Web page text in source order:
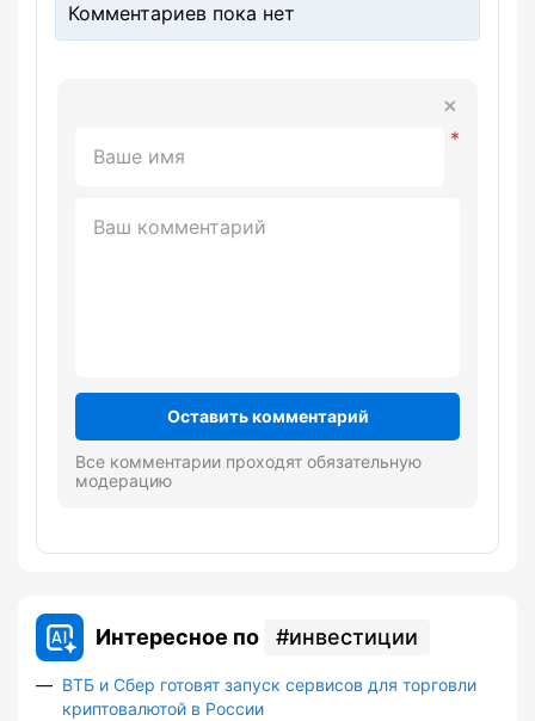
Комментариев пока нет
Оставить комментарий
Все комментарии проходят обязательную
модерацию
Интересное по инвестиции
ВТБ и Сбер готовят запуск сервисов для торговли
криптовалютой в России